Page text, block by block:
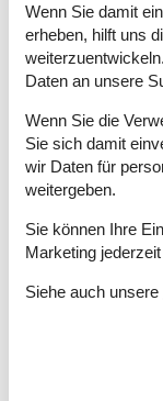
Küche
Anzahl der
Backofen
Kühlschrank
Mikrowelle
Spülmaschine
Multimedien
> 3 dänische
Anzahl der
CD-Player
Wenn Sie damit
erheben, hilft uns
Daten an unsere
Wenn Sie die
Sie sich damit
wir Daten für
weitergeben.
Sie können Ihre
Marketing
Siehe auch unsere